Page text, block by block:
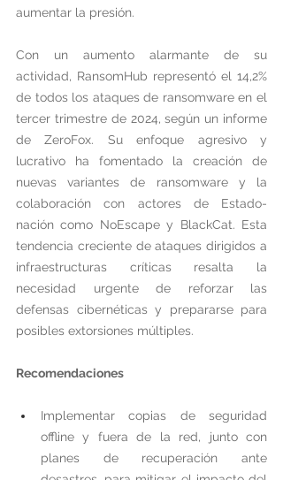
aumentar la presión.
Con un aumento alarmante de su
actividad, RansomHub representó el 14,2%
de todos los ataques de ransomware en el
tercer trimestre de 2024, según un informe
de ZeroFox. Su enfoque agresivo y
lucrativo ha fomentado la creación de
nuevas variantes de ransomware y la
colaboración con actores de Estado-
nación como NoEscape y BlackCat. Esta
tendencia creciente de ataques dirigidos a
infraestructuras críticas resalta la
necesidad urgente de reforzar las
defensas cibernéticas y prepararse para
posibles extorsiones múltiples.
Recomendaciones
Implementar copias de seguridad
offline y fuera de la red, junto con
planes de recuperación ante